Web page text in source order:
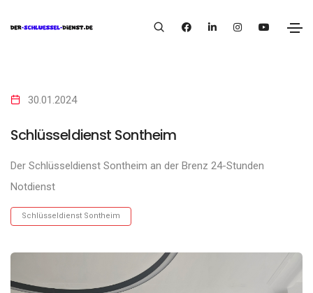
30.01.2024
Schlüsseldienst Sontheim
Der Schlüsseldienst Sontheim an der Brenz 24-Stunden
Notdienst
Schlüsseldienst Sontheim